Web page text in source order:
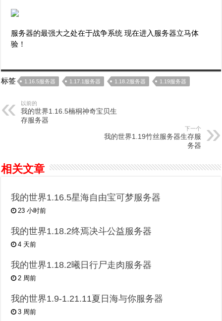
服务器的最强大之处在于战争系统 现在进入服务器立马体
验！
标签 1.16.5服务器 1.17.1服务器 1.18.2服务器 1.19服务器
以前的
我的世界1.16.5楠桐神奇宝贝生
存服务器
下一个
我的世界1.19竹丝服务器生存服
务器
相关文章
我的世界1.16.5星海自由宝可梦服务器
23 小时前
我的世界1.18.2终焉决斗公益服务器
4 天前
我的世界1.18.2曦日行尸走肉服务器
2 周前
我的世界1.9-1.21.11夏日海与你服务器
3 周前